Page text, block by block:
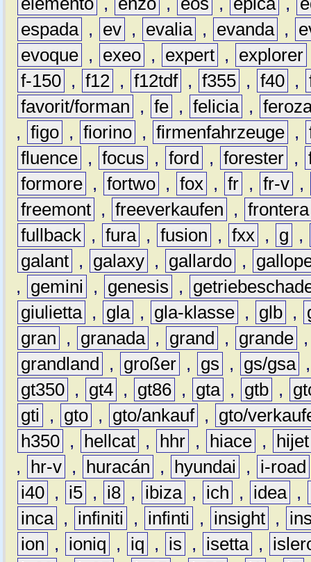
espada , ev , evalia , evanda ,
evoque , exeo , expert , explorer
f-150 , f12 , f12tdf , f355 , f40 ,
favorit/forman
, fe , felicia ,
, figo , fiorino , firmenfahrzeuge ,
fluence , focus , ford , forester ,
formore , fortwo , fox , fr , fr-v ,
freemont , freeverkaufen , frontera
fullback , fura , fusion , fxx , g
,
galant , galaxy , gallardo ,
,
gemini , genesis ,
giulietta , gla , gla-klasse , glb ,
gran
, granada , grand , grande
grandland
, großer , gs , gs/gsa
gt350 , gt4 , gt86 , gta , gtb ,
gti
, gto , gto/ankauf ,
gto/
h350 , hellcat , hhr , hiace ,
hijet
,
hr-v , huracán , hyundai ,
i-road
i40 , i5 , i8 , ibiza , ich , idea ,
inca , infiniti , infinti , insight ,
ion
, ioniq , iq , is , isetta ,